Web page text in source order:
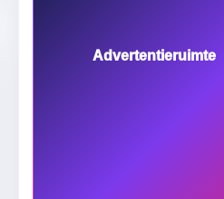
Advertentieruimte